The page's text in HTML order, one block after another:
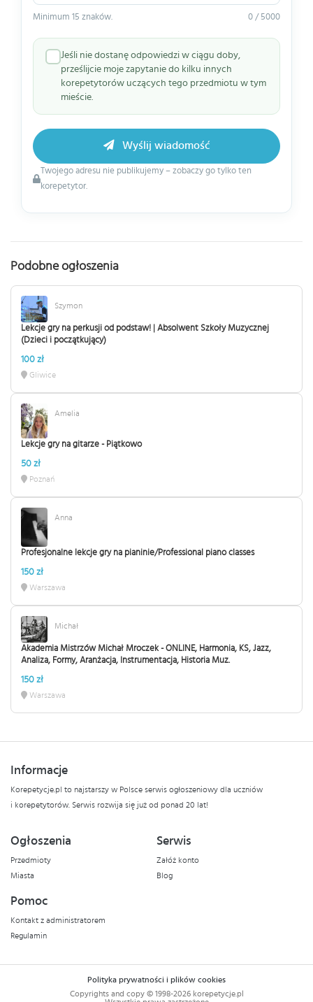
Minimum 15 znaków. 0 / 5000
Jeśli nie dostanę odpowiedzi w ciągu doby,
prześlijcie moje zapytanie do kilku innych
korepetytorów uczących tego przedmiotu w tym
mieście.
Twojego adresu nie publikujemy – zobaczy go tylko ten
korepetytor.
Wyślij wiadomość
Podobne ogłoszenia
Szymon
Lekcje gry na perkusji od podstaw! | Absolwent Szkoły Muzycznej
(Dzieci i początkujący)
100 zł
Gliwice
Amelia
Lekcje gry na gitarze - Piątkowo
50 zł
Poznań
Anna
Profesjonalne lekcje gry na pianinie/Professional piano classes
150 zł
Warszawa
Michał
Akademia Mistrzów Michał Mroczek - ONLINE, Harmonia, KS, Jazz,
Analiza, Formy, Aranżacja, Instrumentacja, Historia Muz.
150 zł
Warszawa
Informacje
Korepetycje.pl to najstarszy w Polsce serwis ogłoszeniowy dla uczniów
i korepetytorów. Serwis rozwija się już od ponad 20 lat!
Ogłoszenia
Przedmioty
Miasta
Serwis
Załóż konto
Blog
Pomoc
Kontakt z administratorem
Regulamin
Polityka prywatności i plików cookies
Copyrights and copy © 1998-2026 korepetycje.pl